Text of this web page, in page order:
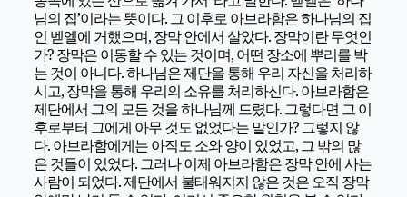
님의 집’이라는 뜻이다. 그 이후로 아브라함은 하나님의 집
인 벧엘에 거했으며, 장막 안에서 살았다. 장막이란 무엇인
가? 장막은 이동할 수 있는 것이며, 어떤 장소에 뿌리를 박
는 것이 아니다. 하나님은 제단을 통해 우리 자신을 처리하
시고, 장막을 통해 우리의 소유를 처리하신다. 아브라함은
제단에서 그의 모든 것을 하나님께 드렸다. 그렇다면 그 이
후로부터 그에게 아무 것도 없었다는 말인가? 그렇지 않
다. 아브라함에게는 아직도 소와 양이 있었고, 그 밖의 많
은 것들이 있었다. 그러나 이제 아브라함은 장막 안에 사는
사람이 되었다. 제단에서 불태워지지 않은 것은 오직 장막